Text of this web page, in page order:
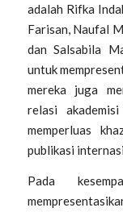
adalah Rifka
Farisan, Naufal
dan Salsabila
untuk
mereka juga
relasi
memperluas
publikasi
Pada